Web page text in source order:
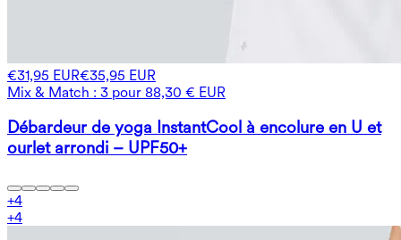
€31,95 EUR€35,95 EUR
Mix & Match : 3 pour 88,30 € EUR
Débardeur de yoga InstantCool à encolure en U et
ourlet arrondi – UPF50+
+4
+4